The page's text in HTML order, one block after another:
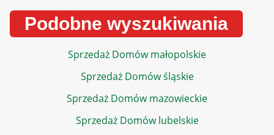
Podobne wyszukiwania
Sprzedaż Domów małopolskie
Sprzedaż Domów śląskie
Sprzedaż Domów mazowieckie
Sprzedaż Domów lubelskie